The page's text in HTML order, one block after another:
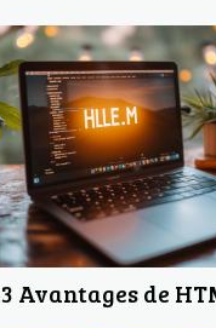
3 Avantages de